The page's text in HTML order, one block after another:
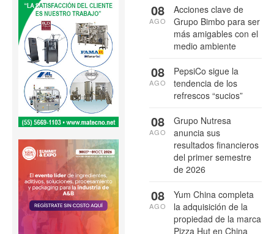
Acciones clave de
Grupo Bimbo para ser
más amigables con el
medio ambiente
08
AGO
PepsiCo sigue la
tendencia de los
refrescos “sucios”
08
AGO
Grupo Nutresa
anuncia sus
resultados financieros
del primer semestre
de 2026
08
AGO
Yum China completa
la adquisición de la
propiedad de la marca
Pizza Hut en China
08
AGO